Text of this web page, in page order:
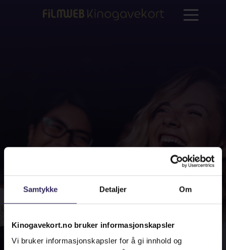
Samtykke Detaljer Om
Kinogavekort.no bruker informasjonskapsler
Vi bruker informasjonskapsler for å gi innhold og